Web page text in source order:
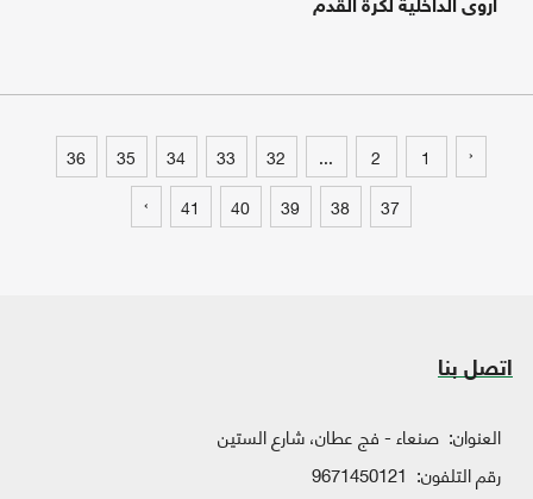
أروى الداخلية لكرة القدم
‹
1
2
...
32
33
34
35
36
37
38
39
40
41
›
اتصل بنا
العنوان: صنعاء - فج عطان، شارع الستين
رقم التلفون: 9671450121